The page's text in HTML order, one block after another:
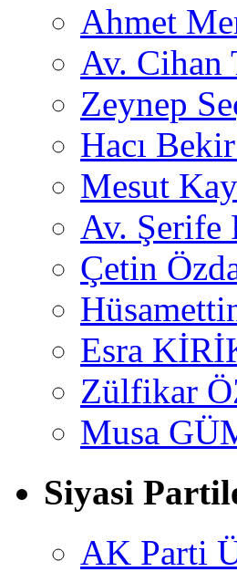
Ahmet
Av. Cihan
Zeynep
Hacı
Mesut
Av. Şerife
Çetin
Esra
Zülfikar
Musa
Siyasi
AK Parti